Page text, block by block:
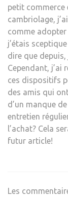
petit commerce
cambriolage,
comme adopter
j’étais
dire que depuis,
Cependant, j’ai
ces dispositifs
des amis qui
d’un manque
entretien
l’achat? Cela
futur article!
Les